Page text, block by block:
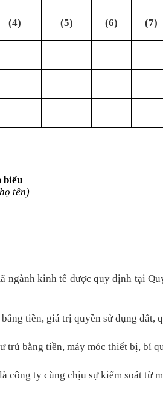
(4) (5) (6) (7)
biểu
tên)
ngành kinh tế được quy định tại
tiền, giá trị quyền sử dụng đất,
trú bằng tiền, máy móc thiết bị, bí
công ty cùng chịu sự kiểm soát từ